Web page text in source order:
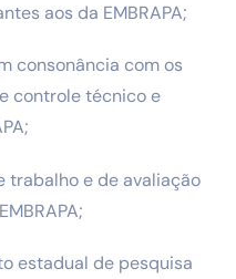
aos da EMBRAPA;
consonância com os
controle técnico e
trabalho e de avaliação
estadual de pesquisa